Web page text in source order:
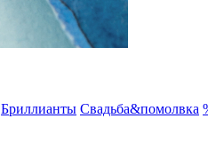
Бриллианты Свадьба&помолвка